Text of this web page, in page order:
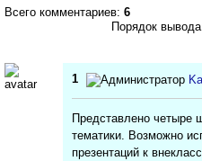
Всего комментариев: 6
Порядок
1
Представлено четыре
тематики. Возможно
презентаций к